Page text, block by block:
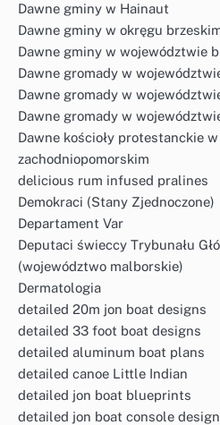
Dawne gminy w Hainaut
Dawne gminy w okręgu
Dawne gminy w województwie
Dawne gromady w
Dawne gromady w
Dawne gromady w
Dawne kościoły protestanckie
zachodniopomorskim
delicious rum infused pralines
Demokraci (Stany Zjednoczone)
Departament Var
Deputaci świeccy Trybunału
(województwo malborskie)
Dermatologia
detailed 20m jon boat designs
detailed 33 foot boat designs
detailed aluminum boat plans
detailed canoe Little Indian
detailed jon boat blueprints
detailed jon boat console